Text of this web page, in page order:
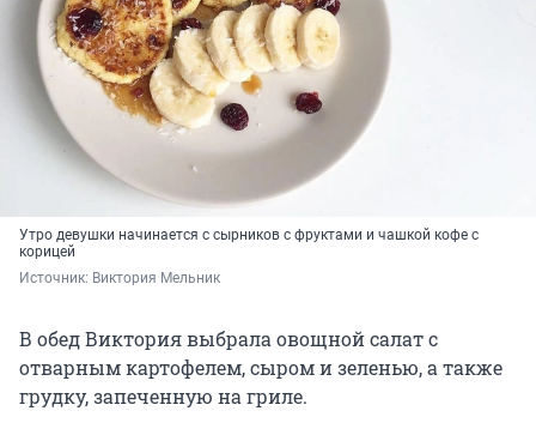
Утро девушки начинается с сырников с фруктами и чашкой кофе с
корицей
Источник: Виктория Мельник
В обед Виктория выбрала овощной салат с
отварным картофелем, сыром и зеленью, а также
грудку, запеченную на гриле.